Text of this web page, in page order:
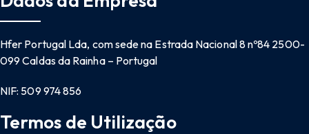
Hfer Portugal Lda, com sede na Estrada Nacional 8 nº84 2500-
099 Caldas da Rainha – Portugal
NIF: 509 974 856
Termos de Utilização